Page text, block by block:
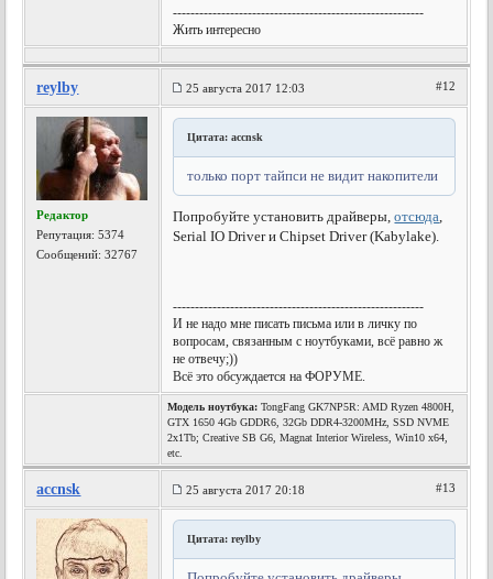
---------------------------------------------------------
Жить интересно
reylby 25 августа 2017 12:03 #12
Редактор
Репутация:5374
Сообщений: 32767
Цитата: accnsk
только порт тайпси не видит накопители
Попробуйте установить драйверы,отсюда,
Serial IO Driver и Chipset Driver (Kabylake).
---------------------------------------------------------
И не надо мне писать письма или в личку по
вопросам, связанным с ноутбуками, всё равно ж
не отвечу;))
Всё это обсуждается на ФОРУМЕ.
Модель ноутбука: TongFang GK7NP5R: AMD Ryzen 4800H,
GTX 1650 4Gb GDDR6, 32Gb DDR4-3200MHz, SSD NVME
2x1Tb; Creative SB G6, Magnat Interior Wireless, Win10 x64,
etc.
accnsk 25 августа 2017 20:18 #13
Цитата: reylby